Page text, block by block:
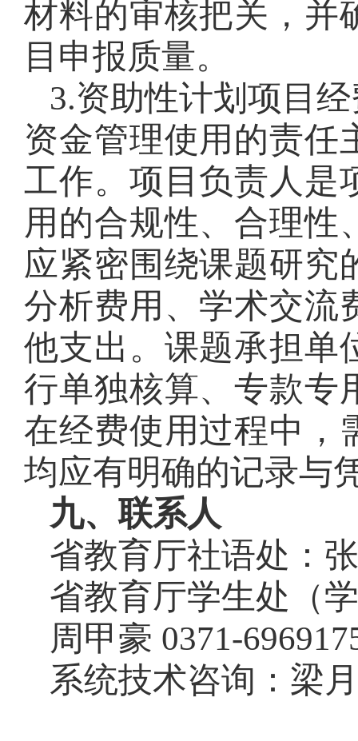
材料的审核把关，并
目申报质量。
3.资助性计划项目
资金管理使用的责任
工作。项目负责人是
用的合规性、合理性
应紧密围绕课题研究
分析费用、学术交流
他支出。课题承担单
行单独核算、专款专
在经费使用过程中，
均应有明确的记录与
九、联系人
省教育厅社语处：张
省教育厅学生处（
周甲豪 0371-
系统技术咨询：梁月